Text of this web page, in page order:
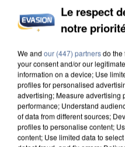
L’UN DES
MAFIA INTERPELLÉ
Le respect
notre
We and our (447) partnersdo the
your consent and/or our
information on a device; Use
profiles for personalised
advertising; Measure advertising
performance; Understand
of data from different sources;
profiles to personalise content;
content; Use limited data to